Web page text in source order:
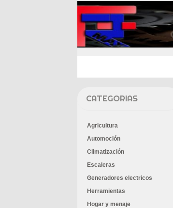
CATEGORIAS
Agricultura
Automoción
Climatización
Escaleras
Generadores electricos
Herramientas
Hogar y menaje